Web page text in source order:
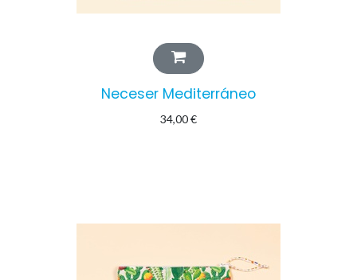
Neceser Mediterráneo
34,00€